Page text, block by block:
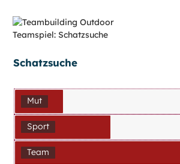
Schatzsuche
Mut
Sport
Team